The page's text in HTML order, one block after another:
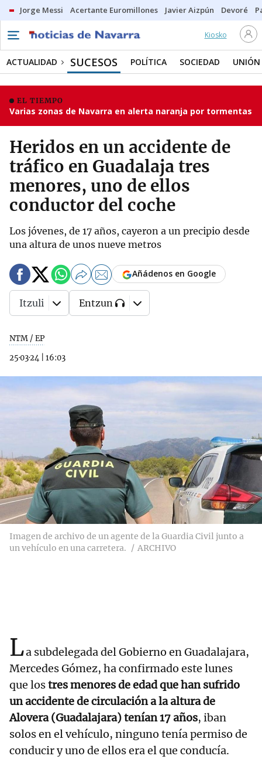
Jorge Messi Acertante Euromillones Javier Aizpún Devoré
Kiosko
ACTUALIDAD SUCESOS POLÍTICA SOCIEDAD UNIÓN
EL TIEMPO
Varias zonas de Navarra en alerta naranja por tormentas
Heridos en un accidente de
tráfico en Guadalaja tres
menores, uno de ellos
conductor del coche
Los jóvenes, de 17 años, cayeron a un precipio desde
una altura de unos nueve metros
NTM / EP
25·03·24
16:03
Añádenos en Google
Itzuli Entzun
Imagen de archivo de un agente de la Guardia Civil junto a
un vehículo en una carretera.
ARCHIVO
La subdelegada del Gobierno en Guadalajara,
Mercedes Gómez, ha confirmado este lunes
que lostres menores de edad que han sufrido
un accidente de circulación a la altura de
Alovera (Guadalajara) tenían 17 años, iban
solos en el vehículo, ninguno tenía permiso de
conducir y uno de ellos era el que conducía.